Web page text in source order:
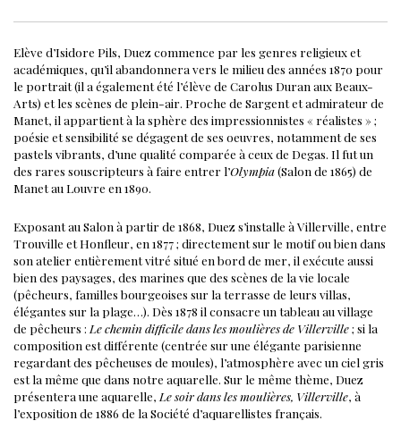
Elève d’Isidore Pils, Duez commence par les genres religieux et
académiques, qu’il abandonnera vers le milieu des années 1870 pour
le portrait (il a également été l’élève de Carolus Duran aux Beaux-
Arts) et les scènes de plein-air. Proche de Sargent et admirateur de
Manet, il appartient à la sphère des impressionnistes « réalistes » ;
poésie et sensibilité se dégagent de ses oeuvres, notamment de ses
pastels vibrants, d’une qualité comparée à ceux de Degas. Il fut un
des rares souscripteurs à faire entrer l’Olympia(Salon de 1865) de
Manet au Louvre en 1890.
Exposant au Salon à partir de 1868, Duez s’installe à Villerville, entre
Trouville et Honfleur, en 1877 ; directement sur le motif ou bien dans
son atelier entièrement vitré situé en bord de mer, il exécute aussi
bien des paysages, des marines que des scènes de la vie locale
(pêcheurs, familles bourgeoises sur la terrasse de leurs villas,
élégantes sur la plage…). Dès 1878 il consacre un tableau au village
de pêcheurs : Le chemin difficile dans les moulières de Villerville; si la
composition est différente (centrée sur une élégante parisienne
regardant des pêcheuses de moules), l’atmosphère avec un ciel gris
est la même que dans notre aquarelle. Sur le même thème, Duez
présentera une aquarelle, Le soir dans les moulières, Villerville, à
l’exposition de 1886 de la Société d’aquarellistes français.